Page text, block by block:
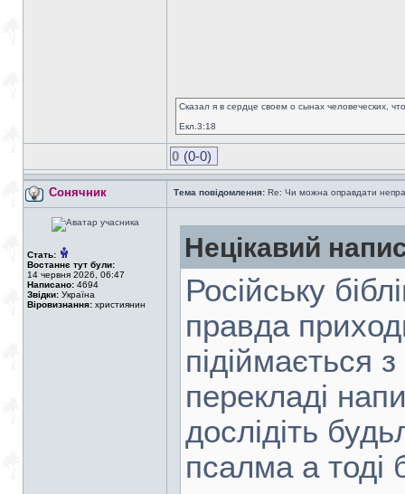
Сказал я в сердце своем о сынах человеческих,
Екл.3:18
0 (0-0)
Сонячник Тема повідомлення: Re: Чи можна оправдати
Стать:
Востаннє тут були:
14 червня 2026, 06:47
Написано: 4694
Звідки: Україна
Віровизнання: християнин
Нецікавий
Російську
правда
підіймається
перекладі
дослідіть
псалма а тоді